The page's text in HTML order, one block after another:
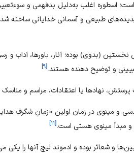
اسطوره اغلب به‌دلیل بدفهمی و
طبیعی و آسمانی خدایانی ساخته
(بدوی) بوده؛ آثار، باورها، آداب و
و توضیح دهنده هستند.[۹]
پرستش، نهادها یا اعتقادات، مراسم و
و مینوی در زمان اولین «زمانِ شگرفِ
و مبدأ مینوی هستی است.[۱۱]
و شعائر بوده و ادموند لیچ آنها را یکی